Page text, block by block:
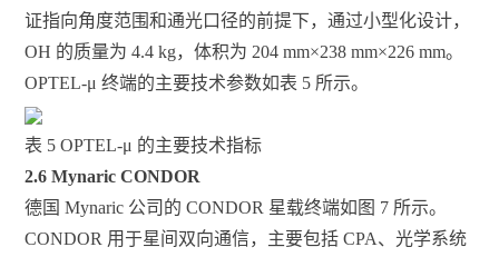
证指向角度范围和通光口径的前提下，通过小型化设计，
OH 的质量为 4.4 kg，体积为 204 mm×238 mm×226 mm。
OPTEL-μ 终端的主要技术参数如表 5 所示。
表 5 OPTEL-μ 的主要技术指标
2.6 Mynaric CONDOR
德国 Mynaric 公司的 CONDOR 星载终端如图 7 所示。
CONDOR 用于星间双向通信，主要包括 CPA、光学系统